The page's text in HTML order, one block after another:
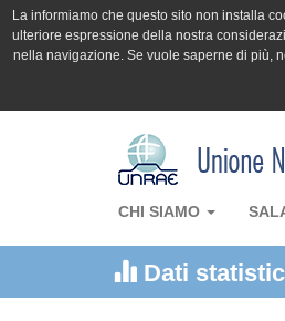
La informiamo che questo sito non installa
ulteriore espressione della nostra
nella navigazione. Se vuole saperne di più,
CHI SIAMO
Dati